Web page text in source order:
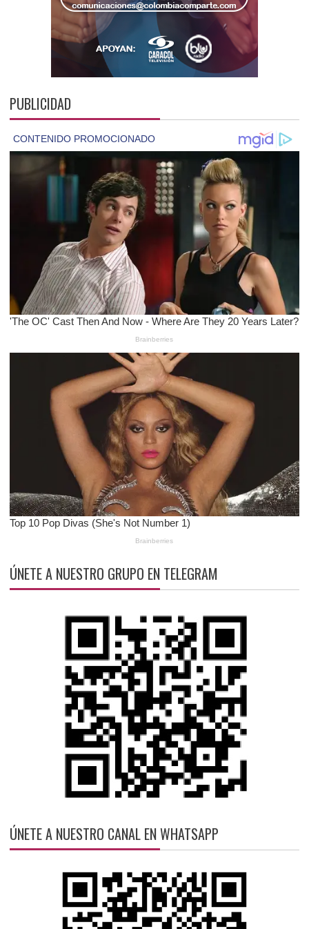
PUBLICIDAD
ÚNETE A NUESTRO GRUPO EN TELEGRAM
ÚNETE A NUESTRO CANAL EN WHATSAPP